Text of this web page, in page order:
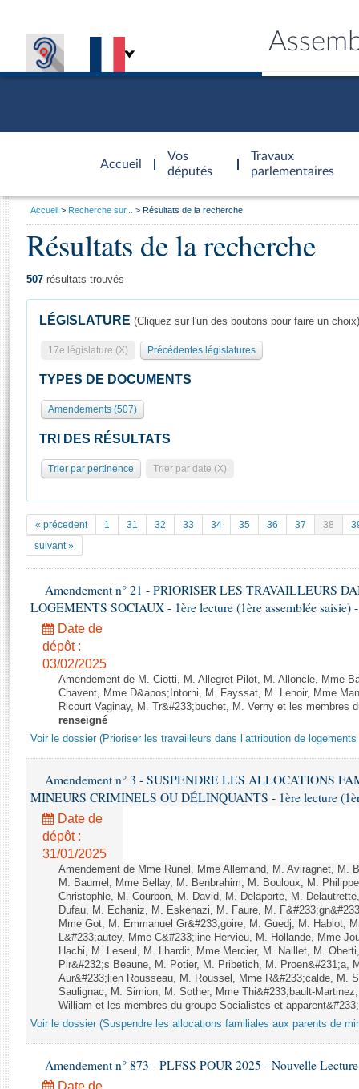
Accueil
d'accueil
Vos
députés
Travaux
parlementaires
Présidence
577 députés
Séance publique
Commissions et autres organes
Congrès
Documents parlementaires
Projets de loi
Propositions de loi
Amendements
Textes adoptés
Rapports d'information
Rapports d'enquête
Rapports législatifs
Rapports sur l'application des lois
Baromètre de l’application des lois
Dossiers législatifs
Budget et sécurité sociale
Questions écrites et orales
Comptes rendus des débats
Général
Rôle et pouvoirs de l'Assemblée
Organisation de l'Assemblée
Présidence Conférence des Présidents
Transparence et déontologie
Documents de référence
Histoire
Juniors
Anciennes législatures
Liens vers les sites publics
Visiter l'Assemblée
Visite virtuelle du palais Bourbon
Les évènements
Patrimoine
La Bibliothèque
Les archives
Contacts et plan d'accès
Photos libres de droit
Vous
Vous
Accueil Recherche sur... Résultats de la recherche
Résultats de la recherche
507 résultats trouvés
LÉGISLATURE (Cliquez sur l'un des boutons pour faire un choix)
17e législature (X) Précédentes législatures
TYPES DE DOCUMENTS
Amendements (507)
TRI DES RÉSULTATS
Trier par pertinence Trier par date (X)
« précedent 1 31 32 33 34 35 36 37 38
suivant »
Amendement n° 21 - PRIORISER LES TRAVAILLEURS
LOGEMENTS SOCIAUX - 1ère lecture (1ère assemblée saisie)
Date de
dépôt :
03/02/2025
Amendement de M. Ciotti, M. Allegret-Pilot, M. Alloncle, Mme
Chavent, Mme D&apos;Intorni, M. Fayssat, M. Lenoir, Mme
Ricourt Vaginay, M. Tr&#233;buchet, M. Verny et les membres
renseigné
Voir le dossier (Prioriser les travailleurs dans l’attribution de
Amendement n° 3 - SUSPENDRE LES ALLOCATIONS
MINEURS CRIMINELS OU DÉLINQUANTS - 1ère lecture
Date de
dépôt :
31/01/2025
Amendement de Mme Runel, Mme Allemand, M. Aviragnet, M.
M. Baumel, Mme Bellay, M. Benbrahim, M. Bouloux, M.
Christophle, M. Courbon, M. David, M. Delaporte, M.
Dufau, M. Echaniz, M. Eskenazi, M. Faure, M.
Mme Got, M. Emmanuel Gr&#233;goire, M. Guedj, M. Hablot,
L&#233;autey, Mme C&#233;line Hervieu, M. Hollande, Mme
Hachi, M. Leseul, M. Lhardit, Mme Mercier, M. Naillet, M.
Pir&#232;s Beaune, M. Potier, M. Pribetich, M. Proen&#231;a,
Aur&#233;lien Rousseau, M. Roussel, Mme R&#233;calde, M.
Saulignac, M. Simion, M. Sother, Mme Thi&#233;bault-
William et les membres du groupe Socialistes et
Voir le dossier (Suspendre les allocations familiales aux parents de
Amendement n° 873 - PLFSS POUR 2025 - Nouvelle
Date de